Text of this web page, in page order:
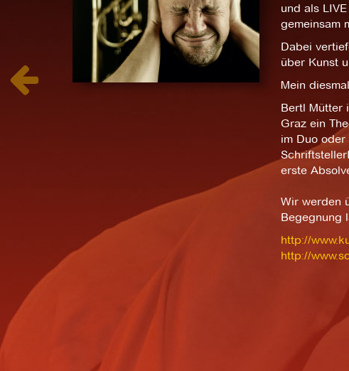
und als
gemeinsam
Dabei
über Kunst
Mein
Bertl Mütter
Graz ein
im Duo
erste
Wir werden
Begegnung
http://
http://